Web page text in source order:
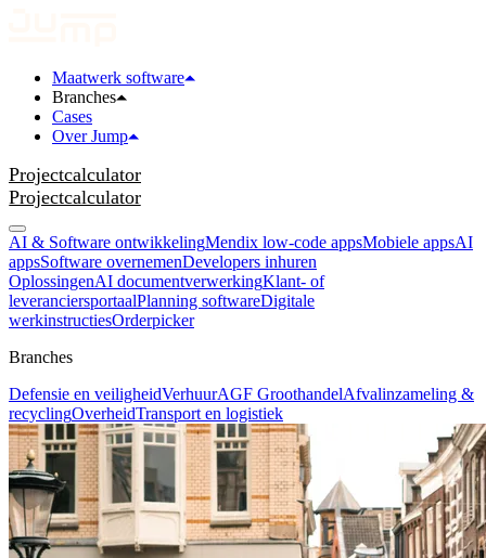
Maatwerk software
Branches
Cases
Over Jump
Projectcalculator
Projectcalculator
AI & Software ontwikkelingMendix low-code appsMobiele appsAI
appsSoftware overnemenDevelopers inhuren
OplossingenAI documentverwerkingKlant- of
leveranciersportaalPlanning softwareDigitale
werkinstructiesOrderpicker
Branches
Defensie en veiligheidVerhuurAGF GroothandelAfvalinzameling &
recyclingOverheidTransport en logistiek